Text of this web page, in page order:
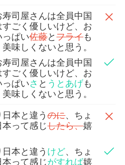
司屋さんは全員中国
すごく優しいけど、お
っぱい佐藤とフライも
味しくないと思う。
司屋さんは全員中国
すごく優しいけど、お
っぱいさ と うとあげも
味しくないと思う。
本と違うのに、ちょ
本って感じしたら、嬉
本と違う けど、ちょ
って感じがすれば嬉